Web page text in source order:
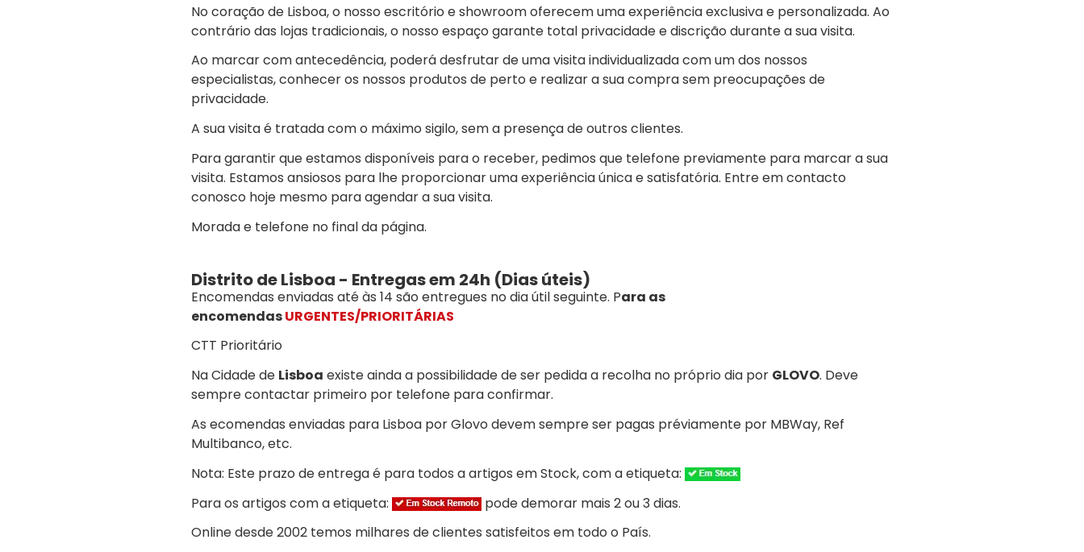
No coração de Lisboa, o nosso escritório e showroom oferecem uma experiência exclusiva e personalizada. Ao
contrário das lojas tradicionais, o nosso espaço garante total privacidade e discrição durante a sua visita.
Ao marcar com antecedência, poderá desfrutar de uma visita individualizada com um dos nossos
especialistas, conhecer os nossos produtos de perto e realizar a sua compra sem preocupações de
privacidade.
A sua visita é tratada com o máximo sigilo, sem a presença de outros clientes.
Para garantir que estamos disponíveis para o receber, pedimos que telefone previamente para marcar a sua
visita. Estamos ansiosos para lhe proporcionar uma experiência única e satisfatória. Entre em contacto
conosco hoje mesmo para agendar a sua visita.
Morada e telefone no final da página.
Distrito de Lisboa - Entregas em 24h (Dias úteis)
Encomendas enviadas até às 14 são entregues no dia útil seguinte. Para as
encomendasURGENTES/PRIORITÁRIAS
CTT Prioritário
Na Cidade de Lisboa existe ainda a possibilidade de ser pedida a recolha no próprio dia por GLOVO. Deve
sempre contactar primeiro por telefone para confirmar.
As ecomendas enviadas para Lisboa por Glovo devem sempre ser pagas préviamente por MBWay, Ref
Multibanco, etc.
Nota: Este prazo de entrega é para todos a artigos em Stock, com a etiqueta:
Para os artigos com a etiqueta:
pode demorar mais 2 ou 3 dias.
Online desde 2002 temos milhares de clientes satisfeitos em todo o País.